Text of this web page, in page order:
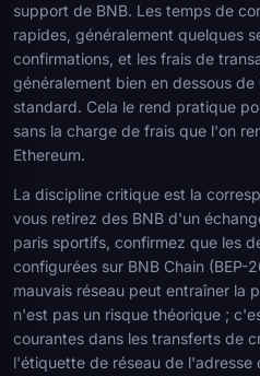
support de BNB. Les temps de
rapides, généralement quelques
confirmations, et les frais de
généralement bien en dessous
standard. Cela le rend pratique
sans la charge de frais que l'on
Ethereum.
La discipline critique est la
vous retirez des BNB d'un
paris sportifs, confirmez que les
configurées sur BNB Chain (BEP-
mauvais réseau peut entraîner la
n'est pas un risque théorique ;
courantes dans les transferts de
l'étiquette de réseau de